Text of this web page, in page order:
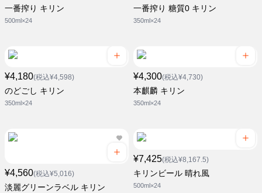
一番搾り キリン
500ml×24
一番搾り 糖質0 キリン
350ml×24
¥4,180(税込¥4,598)
のどごし キリン
350ml×24
¥4,300(税込¥4,730)
本麒麟 キリン
350ml×24
¥4,560(税込¥5,016)
淡麗グリーンラベル キリン
¥7,425(税込¥8,167.5)
キリンビール 晴れ風
500ml×24